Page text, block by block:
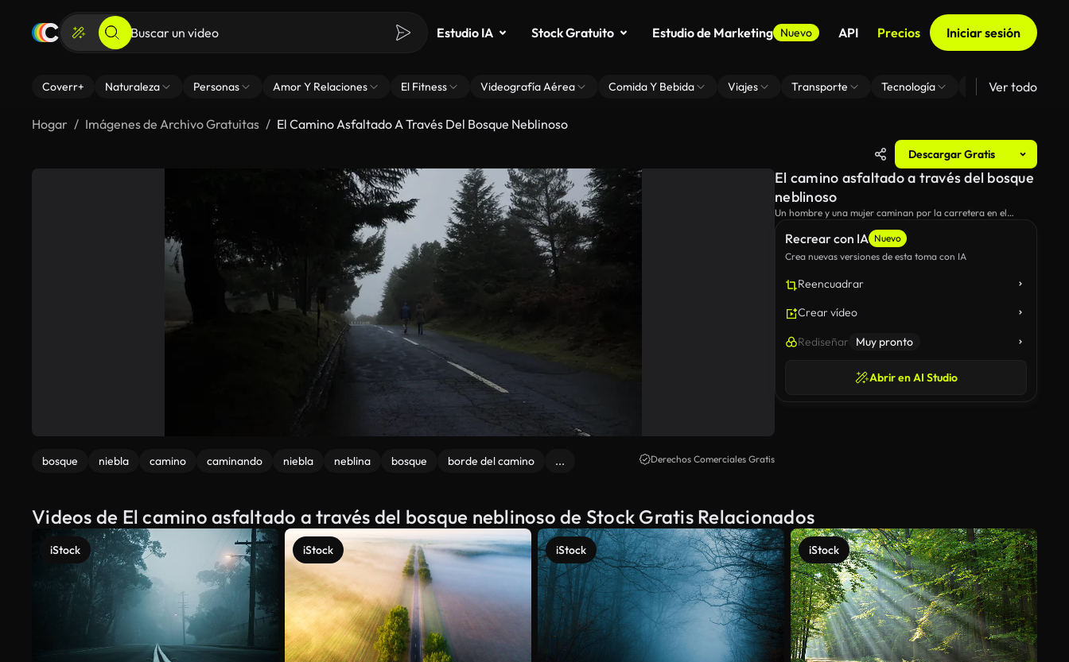
Estudio IA Stock Gratuito Estudio de Marketing Nuevo API Precios Iniciar sesión
Coverr+ Naturaleza Personas Amor Y Relaciones El Fitness Videografía Aérea Comida Y Bebida Viajes Transporte Tecnología Zoom De Fondo
Ver todo
Hogar Imágenes de Archivo Gratuitas El Camino Asfaltado A Través Del Bosque Neblinoso
Descargar Gratis
bosque niebla camino caminando niebla neblina bosque borde del camino ... Derechos Comerciales Gratis
Recrear con IA Nuevo
Crea nuevas versiones de esta toma con IA
Reencuadrar
Crear vídeo
Rediseñar Muy pronto
Abrir en AI Studio
El camino asfaltado a través del bosque
neblinoso
Un hombre y una mujer caminan por la carretera en el
Videos de El camino asfaltado a través del bosque neblinoso de Stock Gratis Relacionados
iStock iStock iStock iStock